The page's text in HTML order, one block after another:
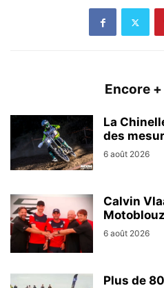
Encore
La
des
6 août 2026
Calvin
6 août 2026
Plus de